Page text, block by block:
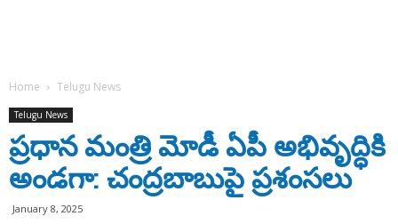
Home Telugu News
Telugu News
ప్రధాన మంత్రి మోడీ ఏపీ అభివృద్ధికి
అండగా: చంద్రబాబుపై ప్రశంసలు
January 8, 2025